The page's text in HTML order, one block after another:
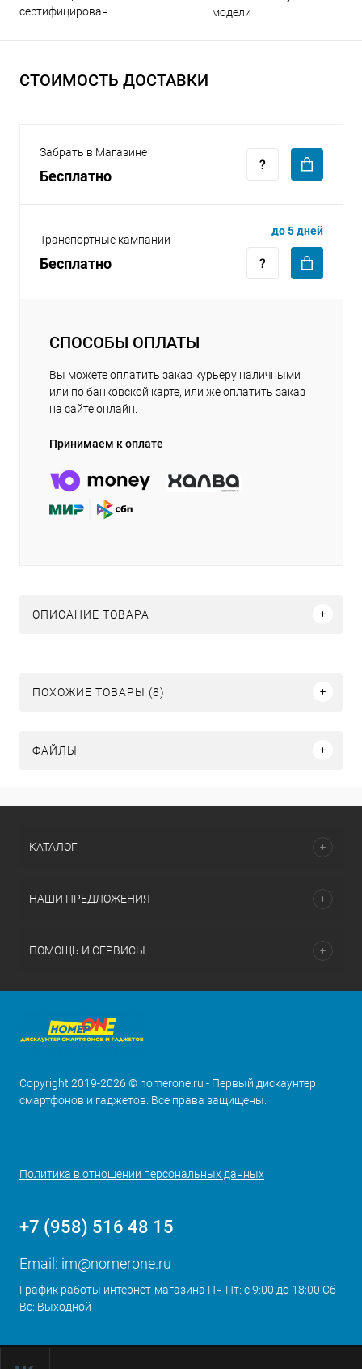
сертифицирован
модели
СТОИМОСТЬ ДОСТАВКИ
Забрать в Магазине
Бесплатно
Транспортные кампании
Бесплатно
до 5 дней
СПОСОБЫ ОПЛАТЫ
Вы можете оплатить заказ курьеру наличными
или по банковской карте, или же оплатить заказ
на сайте онлайн.
Принимаем к оплате
ОПИСАНИЕ ТОВАРА
ПОХОЖИЕ ТОВАРЫ (8)
ФАЙЛЫ
раз в 2 недели
КАТАЛОГ
НАШИ ПРЕДЛОЖЕНИЯ
ПОМОЩЬ И СЕРВИСЫ
Copyright 2019-2026 © nomerone.ru - Первый дискаунтер
смартфонов и гаджетов. Все права защищены.
Политика в отношении персональных данных
+7 (958) 516 48 15
Email: im@nomerone.ru
График работы интернет-магазина Пн-Пт: с 9:00 до 18:00 Сб-
Вс: Выходной